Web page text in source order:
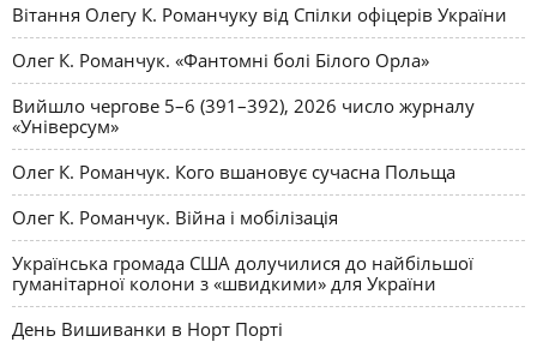
Вітання Олегу К. Романчуку від Спілки офіцерів України
Олег К. Романчук. «Фантомні болі Білого Орла»
Вийшло чергове 5–6 (391–392), 2026 число журналу
«Універсум»
Олег К. Романчук. Кого вшановує сучасна Польща
Олег К. Романчук. Війна і мобілізація
Українська громада США долучилися до найбільшої
гуманітарної колони з «швидкими» для України
День Вишиванки в Норт Порті